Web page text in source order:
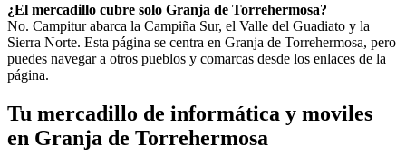
¿El mercadillo cubre solo Granja de Torrehermosa?
No. Campitur abarca la Campiña Sur, el Valle del Guadiato y la
Sierra Norte. Esta página se centra en Granja de Torrehermosa, pero
puedes navegar a otros pueblos y comarcas desde los enlaces de la
página.
Tu mercadillo de informática y moviles
en Granja de Torrehermosa